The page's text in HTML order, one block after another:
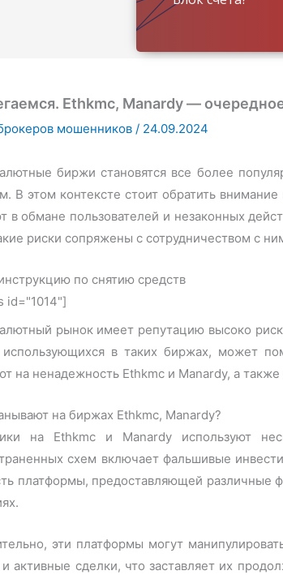
Ethkmc, Manardy —
мошенников / 24.09.2024
биржи становятся все более
В этом контексте стоит обратить
в обмане пользователей и незаконных
риски сопряжены с сотрудничеством с
по снятию средств
id="1014"]
рынок имеет репутацию высоко
использующихся в таких биржах, может
на ненадежность Ethkmc и Manardy, а
на биржах Ethkmc, Manardy?
на Ethkmc и Manardy используют
схем включает фальшивые
платформы, предоставляющей различные
эти платформы могут
активные сделки, что заставляет их